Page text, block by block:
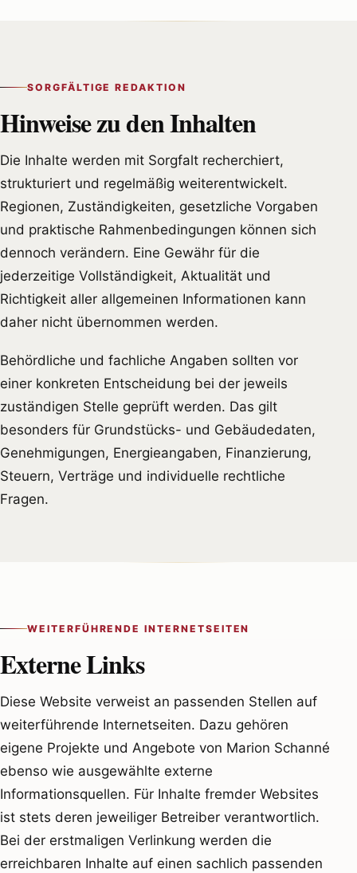
SORGFÄLTIGE REDAKTION
Hinweise zu den Inhalten
Die Inhalte werden mit Sorgfalt recherchiert,
strukturiert und regelmäßig weiterentwickelt.
Regionen, Zuständigkeiten, gesetzliche Vorgaben
und praktische Rahmenbedingungen können sich
dennoch verändern. Eine Gewähr für die
jederzeitige Vollständigkeit, Aktualität und
Richtigkeit aller allgemeinen Informationen kann
daher nicht übernommen werden.
Behördliche und fachliche Angaben sollten vor
einer konkreten Entscheidung bei der jeweils
zuständigen Stelle geprüft werden. Das gilt
besonders für Grundstücks- und Gebäudedaten,
Genehmigungen, Energieangaben, Finanzierung,
Steuern, Verträge und individuelle rechtliche
Fragen.
WEITERFÜHRENDE INTERNETSEITEN
Externe Links
Diese Website verweist an passenden Stellen auf
weiterführende Internetseiten. Dazu gehören
eigene Projekte und Angebote von Marion Schanné
ebenso wie ausgewählte externe
Informationsquellen. Für Inhalte fremder Websites
ist stets deren jeweiliger Betreiber verantwortlich.
Bei der erstmaligen Verlinkung werden die
erreichbaren Inhalte auf einen sachlich passenden